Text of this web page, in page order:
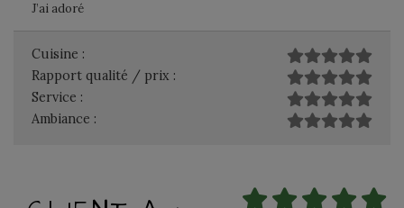
J’ai adoré
Cuisine :
Rapport qualité / prix :
Service :
Ambiance :